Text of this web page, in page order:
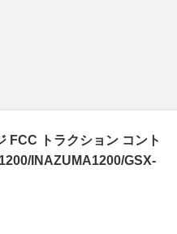
トラクション コント
INAZUMA1200/GSX-